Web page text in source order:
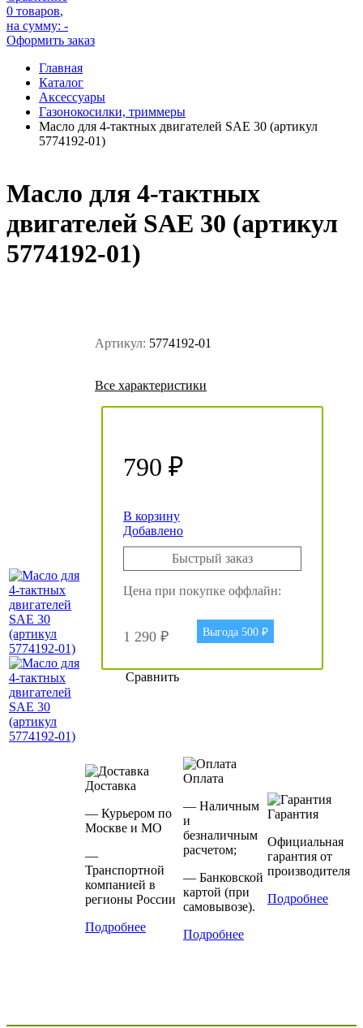
0 товаров,
на сумму: -
Оформить заказ
Главная
Каталог
Аксессуары
Газонокосилки, триммеры
Масло для 4-тактных двигателей SAE 30 (артикул
5774192-01)
Масло для 4-тактных
двигателей SAE 30 (артикул
5774192-01)
Артикул: 5774192-01
Все характеристики
790 ₽
В корзину
Добавлено
Быстрый заказ
Цена при покупке оффлайн:
1 290 ₽ Выгода 500 ₽
Сравнить
Доставка
— Курьером по
Москве и МО
—
Транспортной
компанией в
регионы России
Подробнее
Оплата
— Наличным
и
безналичным
расчетом;
— Банковской
картой (при
самовывозе).
Подробнее
Гарантия
Официальная
гарантия от
производителя
Подробнее